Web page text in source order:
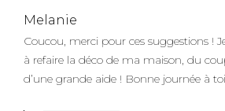
Melanie
Coucou, merci pour ces suggestions !
à refaire la déco de ma maison, du
d’une grande aide ! Bonne journée à